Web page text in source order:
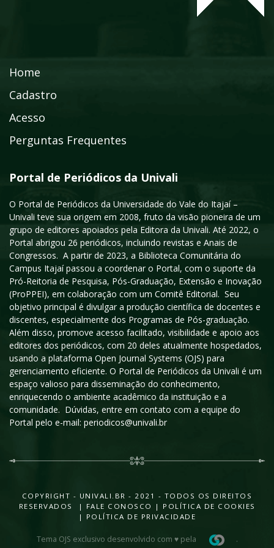
Home
Cadastro
Acesso
Perguntas Frequentes
Portal de Periódicos da Univali
O Portal de Periódicos da Universidade do Vale do Itajaí –
Univali teve sua origem em 2008, fruto da visão pioneira de um
grupo de editores apoiados pela Editora da Univali. Até 2022, o
Portal abrigou 26 periódicos, incluindo revistas e Anais de
Congressos. A partir de 2023, a Biblioteca Comunitária do
Campus Itajaí passou a coordenar o Portal, com o suporte da
Pró-Reitoria de Pesquisa, Pós-Graduação, Extensão e Inovação
(ProPPEI), em colaboração com um Comitê Editorial. Seu
objetivo principal é divulgar a produção científica de docentes e
discentes, especialmente dos Programas de Pós-graduação.
Além disso, promove acesso facilitado, visibilidade e apoio aos
editores dos periódicos, com 20 deles atualmente hospedados,
usando a plataforma Open Journal Systems (OJS) para
gerenciamento eficiente. O Portal de Periódicos da Univali é um
espaço valioso para disseminação do conhecimento,
enriquecendo o ambiente acadêmico da instituição e a
comunidade. Dúvidas, entre em contato com a equipe do
Portal pelo e-mail: periodicos@univali.br
COPYRIGHT - UNIVALI.BR - 2021 - TODOS OS DIREITOS
RESERVADOS |
FALE CONOSCO | POLÍTICA DE COOKIES
| POLÍTICA DE PRIVACIDADE
Tema OJS exclusivo desenvolvido com ♥ pela .